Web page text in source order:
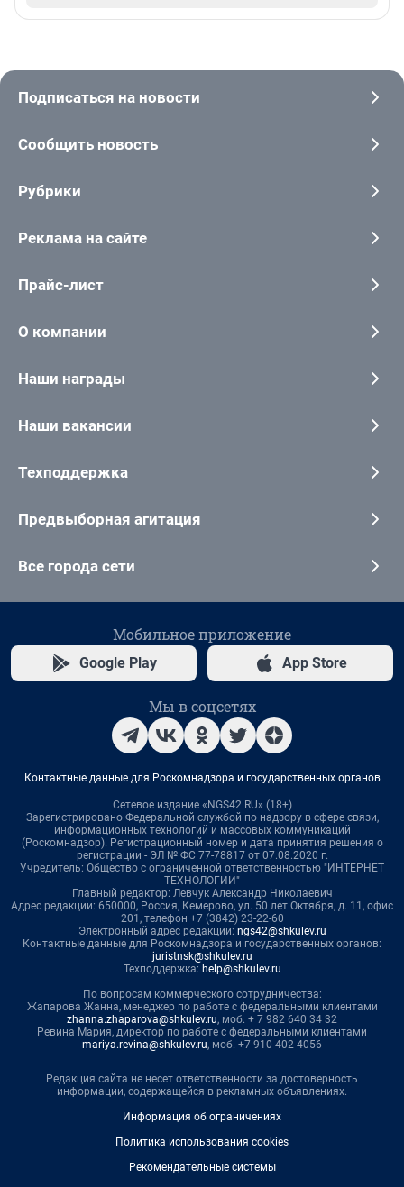
Подписаться на новости
Сообщить новость
Рубрики
Реклама на сайте
Прайс-лист
О компании
Наши награды
Наши вакансии
Техподдержка
Предвыборная агитация
Все города сети
Мобильное приложение
Google Play App Store
Мы в соцсетях
Контактные данные для Роскомнадзора и государственных органов
Сетевое издание «NGS42.RU» (18+)
Зарегистрировано Федеральной службой по надзору в сфере связи,
информационных технологий и массовых коммуникаций
(Роскомнадзор). Регистрационный номер и дата принятия решения о
регистрации - ЭЛ № ФС 77-78817 от 07.08.2020 г.
Учредитель: Общество с ограниченной ответственностью "ИНТЕРНЕТ
ТЕХНОЛОГИИ"
Главный редактор: Левчук Александр Николаевич
Адрес редакции: 650000, Россия, Кемерово, ул. 50 лет Октября, д. 11, офис
201, телефон +7 (3842) 23-22-60
Электронный адрес редакции: ngs42@shkulev.ru
Контактные данные для Роскомнадзора и государственных органов:
juristnsk@shkulev.ru
Техподдержка: help@shkulev.ru
По вопросам коммерческого сотрудничества:
Жапарова Жанна, менеджер по работе с федеральными клиентами
zhanna.zhaparova@shkulev.ru, моб. + 7 982 640 34 32
Ревина Мария, директор по работе с федеральными клиентами
mariya.revina@shkulev.ru, моб. +7 910 402 4056
Редакция сайта не несет ответственности за достоверность
информации, содержащейся в рекламных объявлениях.
Информация об ограничениях
Политика использования cookies
Рекомендательные системы